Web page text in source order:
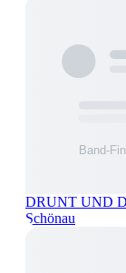
DRUNT UND
Schönau